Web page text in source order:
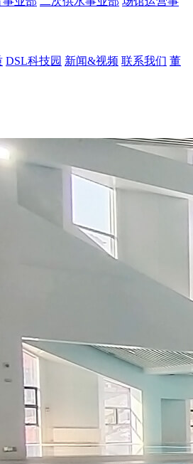
DSL科技园 新闻&视频 联系我们 董